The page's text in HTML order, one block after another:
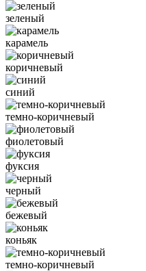
зеленый
карамель
коричневый
синий
темно-коричневый
фиолетовый
фуксия
черный
бежевый
коньяк
темно-коричневый